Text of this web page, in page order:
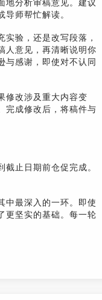
地分析审稿意见。建议
师帮忙解读。
验，还是改写段落，
人意见，再清晰说明你
与感谢，即使对不认同
修改涉及重大内容变
完成修改后，将稿件与
止日期前仓促完成。
中最深入的一环。即使
更坚实的基础。每一轮